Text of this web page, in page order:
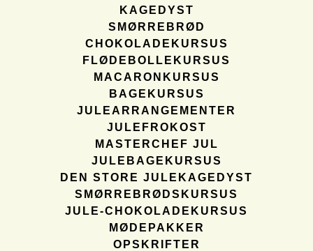
KAGEDYST
SMØRREBRØD
CHOKOLADEKURSUS
FLØDEBOLLEKURSUS
MACARONKURSUS
BAGEKURSUS
JULEARRANGEMENTER
JULEFROKOST
MASTERCHEF JUL
JULEBAGEKURSUS
DEN STORE JULEKAGEDYST
SMØRREBRØDSKURSUS
JULE-CHOKOLADEKURSUS
MØDEPAKKER
OPSKRIFTER